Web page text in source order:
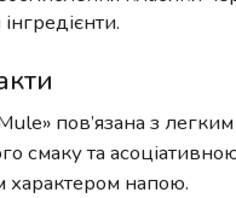
пов’язана з
смаку та
характером напою.